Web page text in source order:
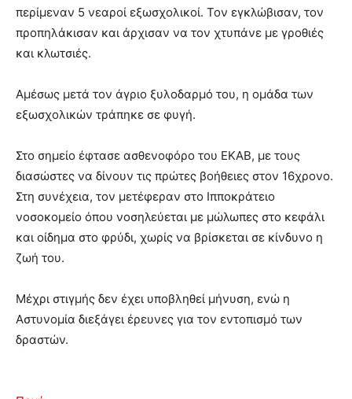
περίμεναν 5 νεαροί εξωσχολικοί. Τον εγκλώβισαν, τον
προπηλάκισαν και άρχισαν να τον χτυπάνε με γροθιές
και κλωτσιές.
Αμέσως μετά τον άγριο ξυλοδαρμό του, η ομάδα των
εξωσχολικών τράπηκε σε φυγή.
Στο σημείο έφτασε ασθενοφόρο του ΕΚΑΒ, με τους
διασώστες να δίνουν τις πρώτες βοήθειες στον 16χρονο.
Στη συνέχεια, τον μετέφεραν στο Ιπποκράτειο
νοσοκομείο όπου νοσηλεύεται με μώλωπες στο κεφάλι
και οίδημα στο φρύδι, χωρίς να βρίσκεται σε κίνδυνο η
ζωή του.
Μέχρι στιγμής δεν έχει υποβληθεί μήνυση, ενώ η
Αστυνομία διεξάγει έρευνες για τον εντοπισμό των
δραστών.